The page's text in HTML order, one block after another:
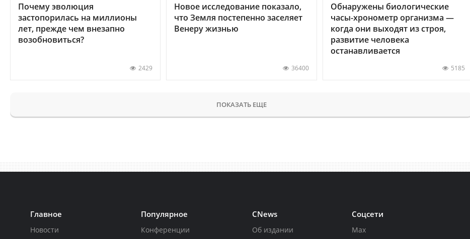
Почему эволюция
застопорилась на миллионы
лет, прежде чем внезапно
возобновиться?
2429
Новое исследование показало,
что Земля постепенно заселяет
Венеру жизнью
36400
Обнаружены биологические
часы-хронометр организма —
когда они выходят из строя,
развитие человека
останавливается
5185
ПОКАЗАТЬ ЕЩЕ
Главное
Новости
Популярное
Конференции
CNews
Об издании
Соцсети
Max